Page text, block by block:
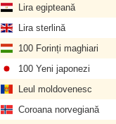
Lira egipteană
Lira sterlină
100 Forinți maghiari
100 Yeni japonezi
Leul moldovenesc
Coroana norvegiană